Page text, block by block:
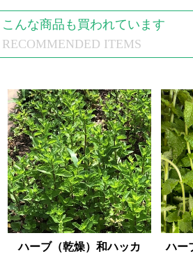
RECOMMENDED ITEMS
こんな商品も買われています
ハーブ（乾燥）和ハッカ
ハー